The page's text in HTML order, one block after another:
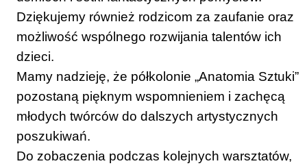
Dziękujemy również rodzicom za zaufanie oraz
możliwość wspólnego rozwijania talentów ich
dzieci.
Mamy nadzieję, że półkolonie „Anatomia Sztuki”
pozostaną pięknym wspomnieniem i zachęcą
młodych twórców do dalszych artystycznych
poszukiwań.
Do zobaczenia podczas kolejnych warsztatów,